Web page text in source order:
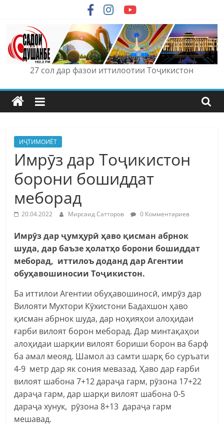
content
27 сол дар фазои иттилоотии Тоҷикистон
ИҶТИМОИЁТ
Имрӯз дар Тоҷикистон
борони бошиддат
меборад
20.04.2022 Мирсаид Сатторов 0 Комментариев
Имрӯз дар ҷумҳурӣ ҳаво қисман абрнок
шуда, дар баъзе ҳолатҳо борони бошиддат
меборад, иттилоъ доданд дар Агентии
обуҳавошиносии Тоҷикистон.
Ба иттилои Агентии обуҳавошиносӣ, имрӯз дар
Вилояти Мухтори Кӯхистони Бадахшон ҳаво
қисман абрнок шуда, дар ноҳияҳои алоҳидаи
ғарби вилоят борон меборад. Дар минтақаҳои
алоҳидаи шарқии вилоят бориши борон ва барф
ба амал меояд. Шамол аз самти шарқ бо суръати
4-9 метр дар як сония мевазад. Ҳаво дар ғарби
вилоят шабона 7+12 дараҷа гарм, рӯзона 17+22
дараҷа гарм, дар шарқи вилоят шабона 0-5
дараҷа хунук, рӯзона 8+13 дараҷа гарм
мешавад.